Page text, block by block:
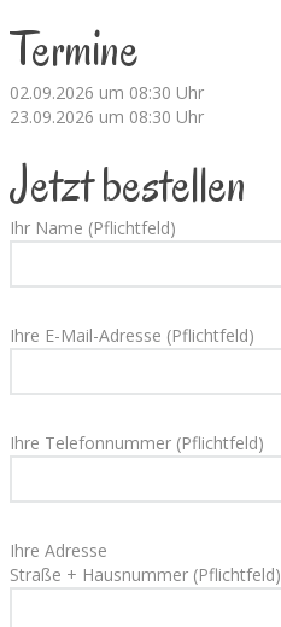
Termine
02.09.2026 um 08:30 Uhr
23.09.2026 um 08:30 Uhr
Jetzt bestellen
Ihr Name (Pflichtfeld)
Ihre E-Mail-Adresse (Pflichtfeld)
Ihre Telefonnummer (Pflichtfeld)
Ihre Adresse
Straße + Hausnummer (Pflichtfeld)